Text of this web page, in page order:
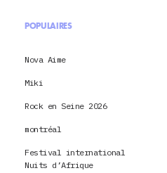
POPULAIRES
Nova Aime
Miki
Rock en Seine 2026
montréal
Festival international
Nuits d’Afrique